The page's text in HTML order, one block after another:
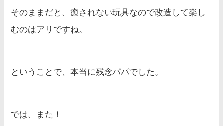
そのままだと、癒されない玩具なので改造して楽し
むのはアリですね。
ということで、本当に残念パパでした。
では、また！